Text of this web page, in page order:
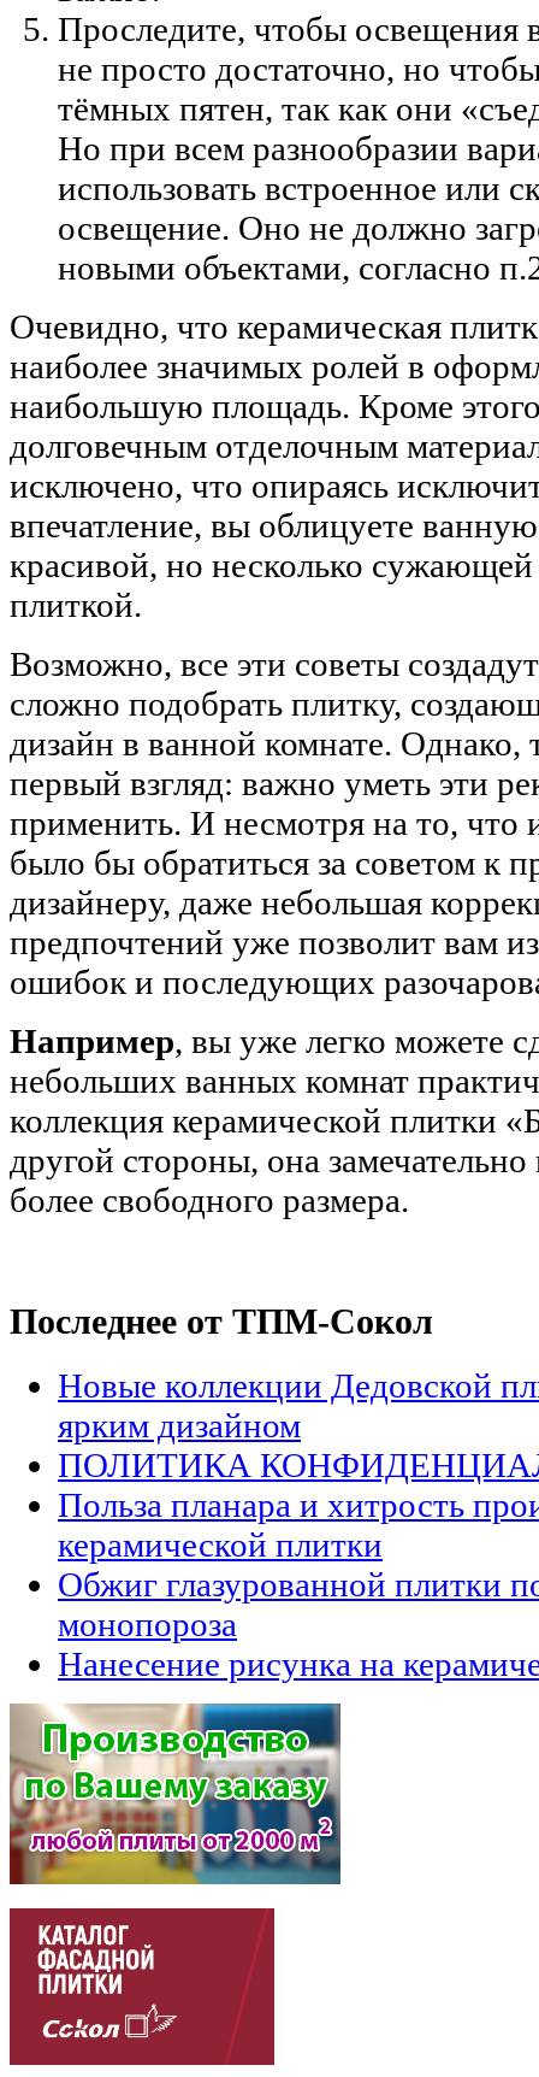
Проследите, чтобы освещения
не просто достаточно, но
тёмных пятен, так как они
Но при всем разнообразии
использовать встроенное или
освещение. Оно не должно
новыми объектами, согласно
Очевидно, что керамическая
наиболее значимых ролей в
наибольшую площадь. Кроме
долговечным отделочным
исключено, что опираясь
впечатление, вы облицуете
красивой, но несколько сужающей
плиткой.
Возможно, все эти советы
сложно подобрать плитку,
дизайн в ванной комнате. Однако,
первый взгляд: важно уметь эти
применить. И несмотря на то, что
было бы обратиться за советом к
дизайнеру, даже небольшая
предпочтений уже позволит вам
ошибок и последующих
Например, вы уже легко можете
небольших ванных комнат
коллекция керамической плитки
другой стороны, она
более свободного размера.
Последнее от ТПМ-Сокол
Новые коллекции Дедовской
ярким дизайном
ПОЛИТИКА
Польза планара и хитрость
керамической плитки
Обжиг глазурованной плитки
монопороза
Нанесение рисунка на